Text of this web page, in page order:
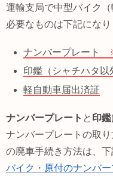
運輸支局で中型バイク
必要なものは下記になり
ナンバープレート
印鑑（シャチハタ
軽自動車届出済証
ナンバープレート と 印鑑
ナンバープレートの取
の廃車手続き方法は、
バイク・原付のナンバ